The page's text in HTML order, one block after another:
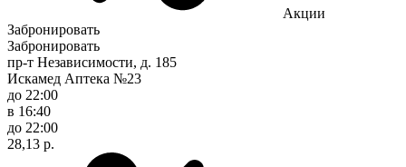
Акции
Забронировать
Забронировать
пр-т Независимости, д. 185
Искамед Аптека №23
до 22:00
в 16:40
до 22:00
28,13 р.